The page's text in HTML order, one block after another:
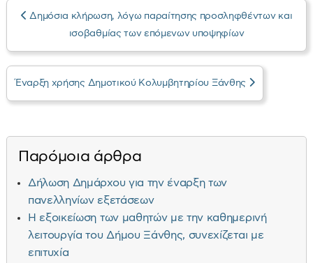
Δημόσια κλήρωση, λόγω παραίτησης προσληφθέντων και
ισοβαθμίας των επόμενων υποψηφίων
Έναρξη χρήσης Δημοτικού Κολυμβητηρίου Ξάνθης
Παρόμοια άρθρα
Δήλωση Δημάρχου για την έναρξη των
πανελληνίων εξετάσεων
Η εξοικείωση των μαθητών με την καθημερινή
λειτουργία του Δήμου Ξάνθης, συνεχίζεται με
επιτυχία